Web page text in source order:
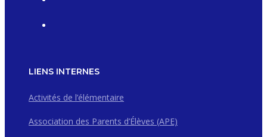
LIENS INTERNES
Activités de l’élémentaire
Association des Parents d’Élèves (APE)